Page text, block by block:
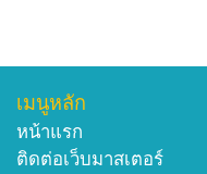
เมนูหลัก
หน้าแรก
ติดต่อเว็บมาสเตอร์